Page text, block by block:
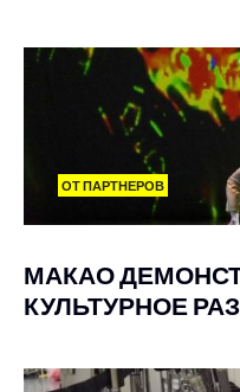
ОТ ПАРТНЕРОВ
МАКАО
КУЛЬТУРНОЕ